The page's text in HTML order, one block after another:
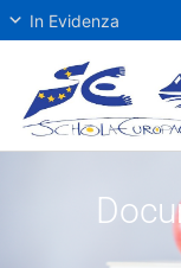
In Evidenza